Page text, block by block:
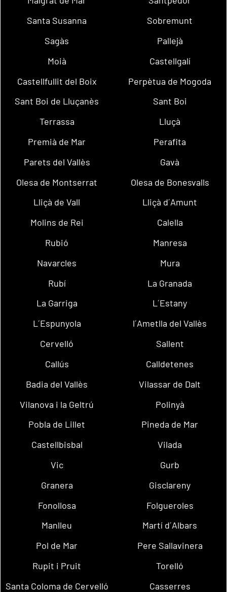
Santa Susanna
Sobremunt
Sagàs
Pallejà
Moià
Castellgalí
Castellfullit del Boix
Perpètua de Mogoda
Sant Boi de Lluçanès
Sant Boi
Terrassa
Lluçà
Premià de Mar
Perafita
Parets del Vallès
Gavà
Olesa de Montserrat
Olesa de Bonesvalls
Lliçà de Vall
Lliçà d´Amunt
Molins de Rei
Calella
Rubió
Manresa
Navarcles
Mura
Rubí
La Granada
La Garriga
L´Estany
L´Espunyola
l´Ametlla del Vallès
Cervelló
Sallent
Callús
Calldetenes
Badia del Vallès
Vilassar de Dalt
Vilanova i la Geltrú
Polinyà
Pobla de Lillet
Pineda de Mar
Castellbisbal
Vilada
Vic
Gurb
Granera
Gisclareny
Fonollosa
Folgueroles
Manlleu
Martí d´Albars
Pol de Mar
Pere Sallavinera
Rupit i Pruit
Torelló
Santa Coloma de Cervelló
Casserres